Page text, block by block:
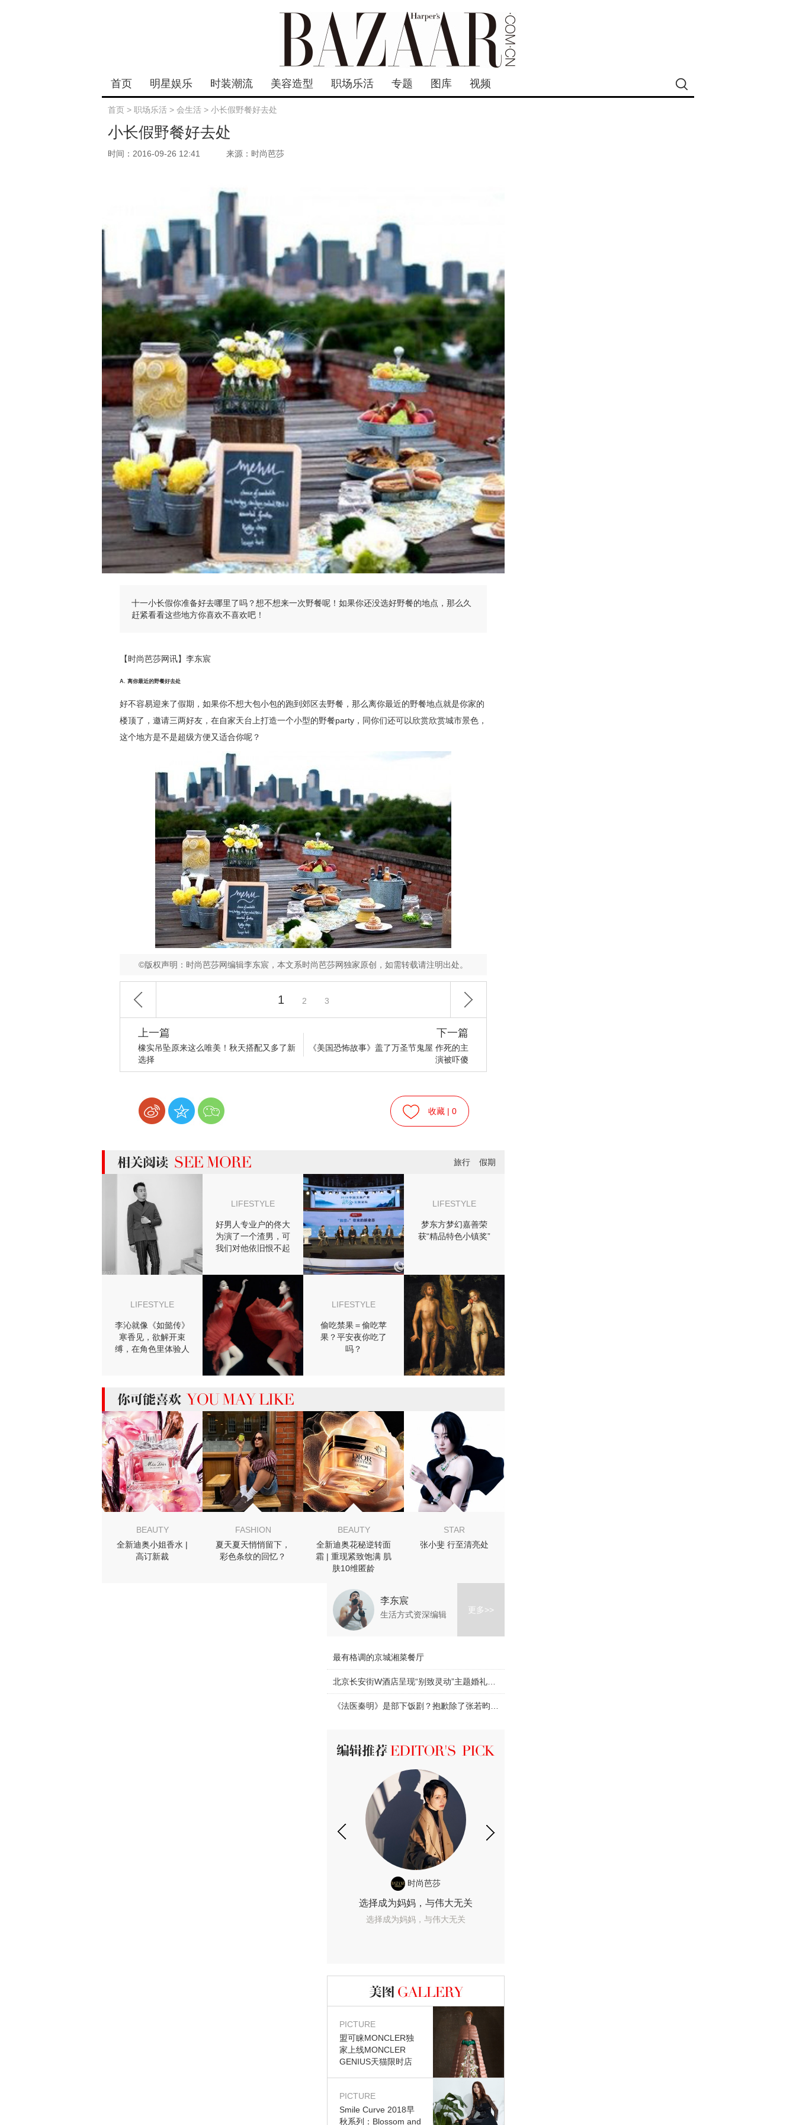
首页 明星娱乐 时装潮流 美容造型 职场乐活 专题 图库 视频
首页 > 职场乐活 > 会生活 > 小长假野餐好去处
小长假野餐好去处
时间：2016-09-26 12:41 来源：时尚芭莎
十一小长假你准备好去哪里了吗？想不想来一次野餐呢！如果你还没选好野餐的地点，那么久
赶紧看看这些地方你喜欢不喜欢吧！
【时尚芭莎网讯】李东宸
A. 离你最近的野餐好去处
好不容易迎来了假期，如果你不想大包小包的跑到郊区去野餐，那么离你最近的野餐地点就是你家的
楼顶了，邀请三两好友，在自家天台上打造一个小型的野餐party，同你们还可以欣赏欣赏城市景色，
这个地方是不是超级方便又适合你呢？
©版权声明：时尚芭莎网编辑李东宸，本文系时尚芭莎网独家原创，如需转载请注明出处。
1 2 3
上一篇
橡实吊坠原来这么唯美！秋天搭配又多了新
选择
下一篇
《美国恐怖故事》盖了万圣节鬼屋 作死的主
演被吓傻
收藏 | 0
旅行 假期
LIFESTYLE
好男人专业户的佟大
为演了一个渣男，可
我们对他依旧恨不起
LIFESTYLE
梦东方梦幻嘉善荣
获“精品特色小镇奖”
LIFESTYLE
李沁就像《如懿传》
寒香见，欲解开束
缚，在角色里体验人
LIFESTYLE
偷吃禁果＝偷吃苹
果？平安夜你吃了
吗？
MIGHT LIKE 你可能喜欢
BEAUTY
全新迪奥小姐香水 |
高订新裁
FASHION
夏天夏天悄悄留下，
彩色条纹的回忆？
BEAUTY
全新迪奥花秘逆转面
霜 | 重现紧致饱满 肌
肤10维匿龄
STAR
张小斐 行至清亮处
李东宸
生活方式资深编辑 更多>>
最有格调的京城湘菜餐厅
时尚芭莎
选择成为妈妈，与伟大无关
选择成为妈妈，与伟大无关
图库
PICTURE
盟可睐MONCLER独
家上线MONCLER
GENIUS天猫限时店
PICTURE
Smile Curve 2018早
秋系列：Blossom and